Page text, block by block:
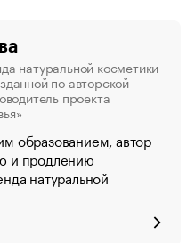
натуральной косметики
по авторской
проекта
образованием, автор
и продлению
натуральной